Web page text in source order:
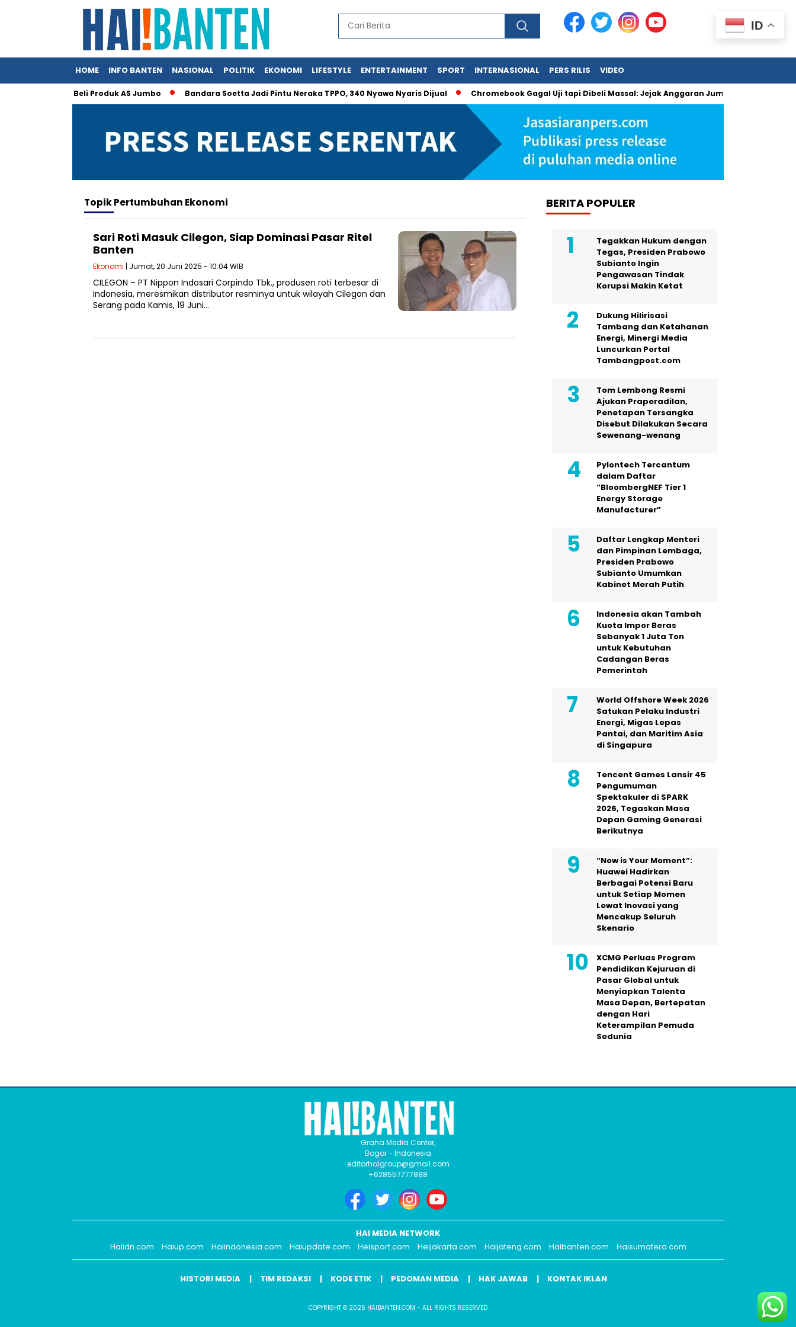
HOME INFO BANTEN NASIONAL POLITIK EKONOMI LIFESTYLE ENTERTAINMENT SPORT INTERNASIONAL PERS RILIS VIDEO
Indonesia Beli Produk AS Jumbo Bandara Soetta Jadi Pintu Neraka TPPO, 340 Nyawa Nyaris Dijual Chromebook Gagal Uji tapi Dibeli Massal: Jejak Anggaran Jumbo dan Pengabaian
TopikPertumbuhan Ekonomi
Sari Roti Masuk Cilegon, Siap Dominasi Pasar Ritel
Banten
Ekonomi | Jumat, 20 Juni 2025 - 10:04 WIB
CILEGON – PT Nippon Indosari Corpindo Tbk., produsen roti terbesar di
Indonesia, meresmikan distributor resminya untuk wilayah Cilegon dan
Serang pada Kamis, 19 Juni…
BERITA POPULER
Tegakkan Hukum dengan
Tegas, Presiden Prabowo
Subianto Ingin
Pengawasan Tindak
Korupsi Makin Ketat
Dukung Hilirisasi
Tambang dan Ketahanan
Energi, Minergi Media
Luncurkan Portal
Tambangpost.com
Tom Lembong Resmi
Ajukan Praperadilan,
Penetapan Tersangka
Disebut Dilakukan Secara
Sewenang-wenang
Pylontech Tercantum
dalam Daftar
“BloombergNEF Tier 1
Energy Storage
Manufacturer”
Daftar Lengkap Menteri
dan Pimpinan Lembaga,
Presiden Prabowo
Subianto Umumkan
Kabinet Merah Putih
Indonesia akan Tambah
Kuota Impor Beras
Sebanyak 1 Juta Ton
untuk Kebutuhan
Cadangan Beras
Pemerintah
World Offshore Week 2026
Satukan Pelaku Industri
Energi, Migas Lepas
Pantai, dan Maritim Asia
di Singapura
Tencent Games Lansir 45
Pengumuman
Spektakuler di SPARK
2026, Tegaskan Masa
Depan Gaming Generasi
Berikutnya
“Now is Your Moment”:
Huawei Hadirkan
Berbagai Potensi Baru
untuk Setiap Momen
Lewat Inovasi yang
Mencakup Seluruh
Skenario
XCMG Perluas Program
Pendidikan Kejuruan di
Pasar Global untuk
Menyiapkan Talenta
Masa Depan, Bertepatan
dengan Hari
Keterampilan Pemuda
Sedunia
ID
Graha Media Center,
Bogor - Indonesia
editorhaigroup@gmail.com
+628557777888
HAI MEDIA NETWORK
Haiidn.com
Haiup.com Haiindonesia.com Haiupdate.com Heisport.com Heijakarta.com Haijateng.com Haibanten.com Haisumatera.com
HISTORI MEDIA TIM REDAKSI KODE ETIK PEDOMAN MEDIA HAK JAWAB KONTAK IKLAN
COPYRIGHT © 2026 HAIBANTEN.COM - ALL RIGHTS RESERVED